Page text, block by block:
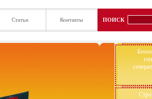
Статьи Контакты ПОИСК